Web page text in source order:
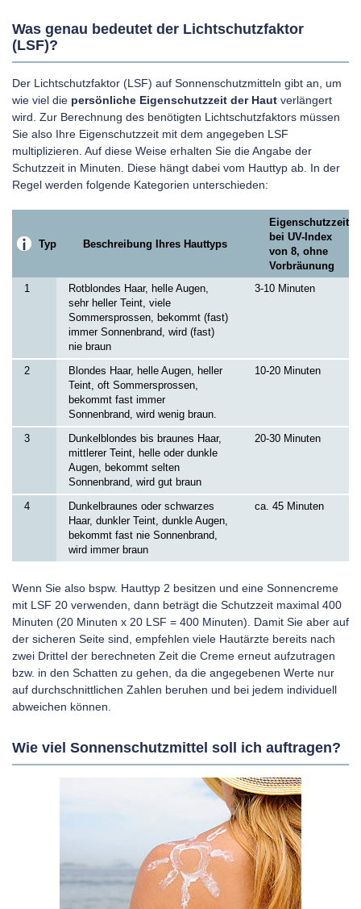
Was genau bedeutet der Lichtschutzfaktor
(LSF)?
Der Lichtschutzfaktor (LSF) auf Sonnenschutzmitteln gibt an, um
wie viel die persönliche Eigenschutzzeit der Haut verlängert
wird. Zur Berechnung des benötigten Lichtschutzfaktors müssen
Sie also Ihre Eigenschutzzeit mit dem angegeben LSF
multiplizieren. Auf diese Weise erhalten Sie die Angabe der
Schutzzeit in Minuten. Diese hängt dabei vom Hauttyp ab. In der
Regel werden folgende Kategorien unterschieden:
Typ Beschreibung Ihres Hauttyps
Eigenschutzzeit
bei UV-Index
von 8, ohne
Vorbräunung
1
Rotblondes Haar, helle Augen,
sehr heller Teint, viele
Sommersprossen, bekommt (fast)
immer Sonnenbrand, wird (fast)
nie braun
3-10 Minuten
2
Blondes Haar, helle Augen, heller
Teint, oft Sommersprossen,
bekommt fast immer
Sonnenbrand, wird wenig braun.
10-20 Minuten
3
Dunkelblondes bis braunes Haar,
mittlerer Teint, helle oder dunkle
Augen, bekommt selten
Sonnenbrand, wird gut braun
20-30 Minuten
4
Dunkelbraunes oder schwarzes
Haar, dunkler Teint, dunkle Augen,
bekommt fast nie Sonnenbrand,
wird immer braun
ca. 45 Minuten
Wenn Sie also bspw. Hauttyp 2 besitzen und eine Sonnencreme
mit LSF 20 verwenden, dann beträgt die Schutzzeit maximal 400
Minuten (20 Minuten x 20 LSF = 400 Minuten). Damit Sie aber auf
der sicheren Seite sind, empfehlen viele Hautärzte bereits nach
zwei Drittel der berechneten Zeit die Creme erneut aufzutragen
bzw. in den Schatten zu gehen, da die angegebenen Werte nur
auf durchschnittlichen Zahlen beruhen und bei jedem individuell
abweichen können.
Wie viel Sonnenschutzmittel soll ich auftragen?